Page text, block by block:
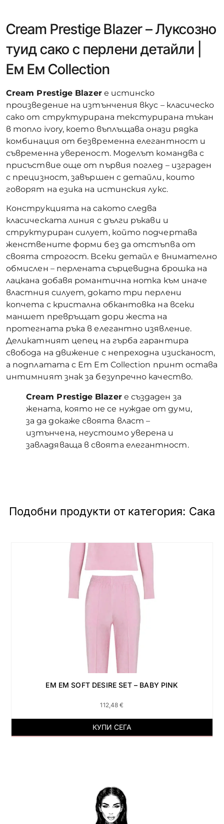
Cream Prestige Blazer – Луксозно
туид сако с перлени детайли |
Ем Ем Collection
Cream Prestige Blazerе истинско
произведение на изтънчения вкус – класическо
сако от структурирана текстурирана тъкан
в топло ivory, което въплъщава онази рядка
комбинация от безвременна елегантност и
съвременна увереност. Моделът командва с
присъствие още от първия поглед – изграден
с прецизност, завършен с детайли, които
говорят на езика на истинския лукс.
Конструкцията на сакото следва
класическата линия с дълги ръкави и
структуриран силует, който подчертава
женствените форми без да отстъпва от
своята строгост. Всеки детайл е внимателно
обмислен – перлената сърцевидна брошка на
лацкана добавя романтична нотка към иначе
властния силует, докато три перлени
копчета с кристална обкантовка на всеки
маншет превръщат дори жеста на
протегната ръка в елегантно изявление.
Деликатният цепец на гърба гарантира
свобода на движение с непреходна изисканост,
а подплатата с Em Em Collection принт остава
интимният знак за безупречно качество.
Cream Prestige Blazerе създаден за
жената, която не се нуждае от думи,
за да докаже своята власт –
изтънчена, неустоимо уверена и
завладяваща в своята елегантност.
Подобни продукти от категория: Сака
EM EM SOFT DESIRE SET – BABY PINK
112,48€
КУПИ СЕГА